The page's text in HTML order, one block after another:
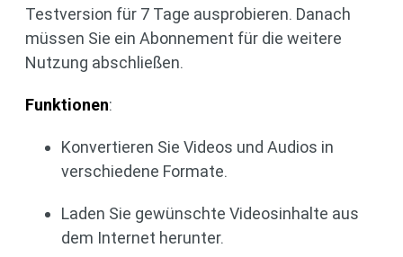
Testversion für 7 Tage ausprobieren. Danach
müssen Sie ein Abonnement für die weitere
Nutzung abschließen.
Funktionen:
Konvertieren Sie Videos und Audios in
verschiedene Formate.
Laden Sie gewünschte Videosinhalte aus
dem Internet herunter.